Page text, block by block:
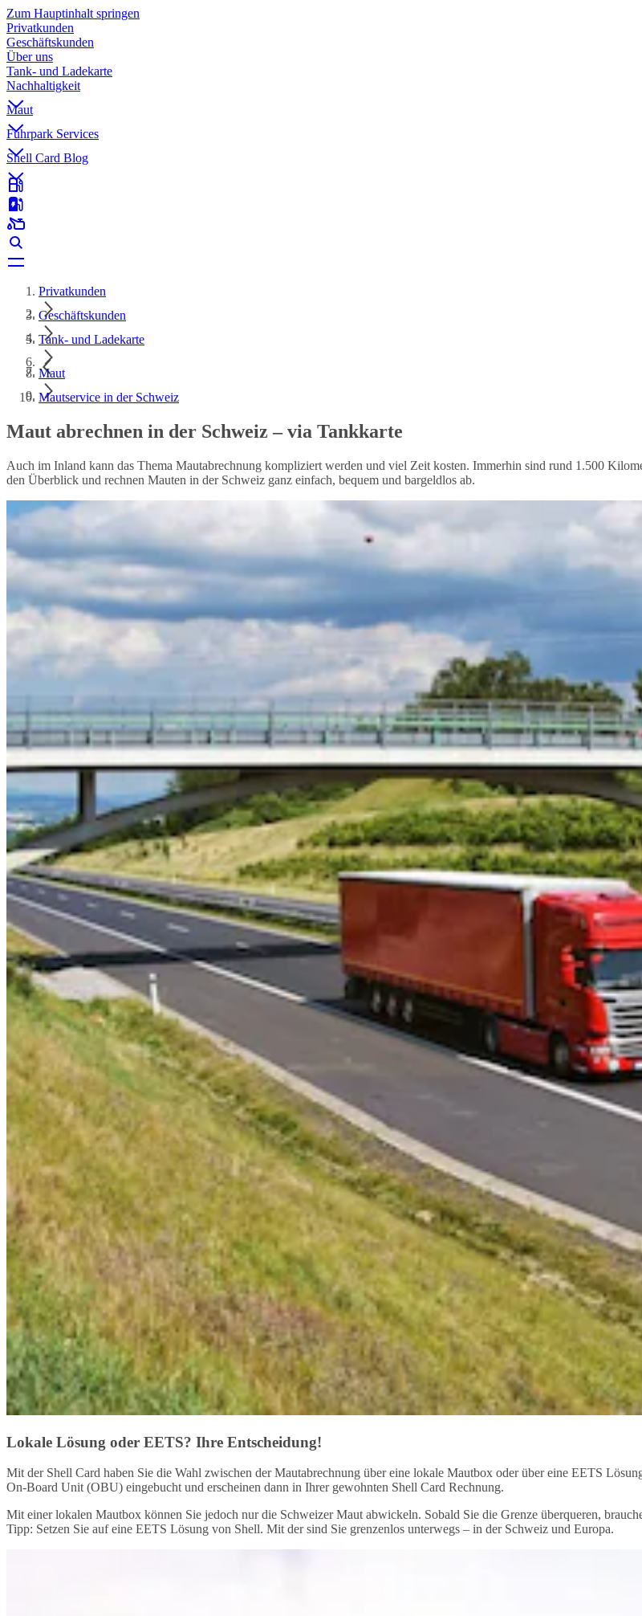
Zum Hauptinhalt springen
Privatkunden
Geschäftskunden
Über uns
Tank- und Ladekarte
Nachhaltigkeit
Maut
Fuhrpark Services
Shell Card Blog
Privatkunden
Geschäftskunden
Tank- und Ladekarte
Maut
Mautservice in der Schweiz
Maut abrechnen in der Schweiz – via Tankkarte
Auch im Inland kann das Thema Mautabrechnung kompliziert werden und viel Zeit kosten. Immerhin sind rund 1.500
den Überblick und rechnen Mauten in der Schweiz ganz einfach, bequem und bargeldlos ab.
Lokale Lösung oder EETS? Ihre Entscheidung!
Mit der Shell Card haben Sie die Wahl zwischen der Mautabrechnung über eine lokale Mautbox oder über eine EETS
On-Board Unit (OBU) eingebucht und erscheinen dann in Ihrer gewohnten Shell Card Rechnung.
Mit einer lokalen Mautbox können Sie jedoch nur die Schweizer Maut abwickeln. Sobald Sie die Grenze überqueren,
Tipp: Setzen Sie auf eine EETS Lösung von Shell. Mit der sind Sie grenzenlos unterwegs – in der Schweiz und Europa.